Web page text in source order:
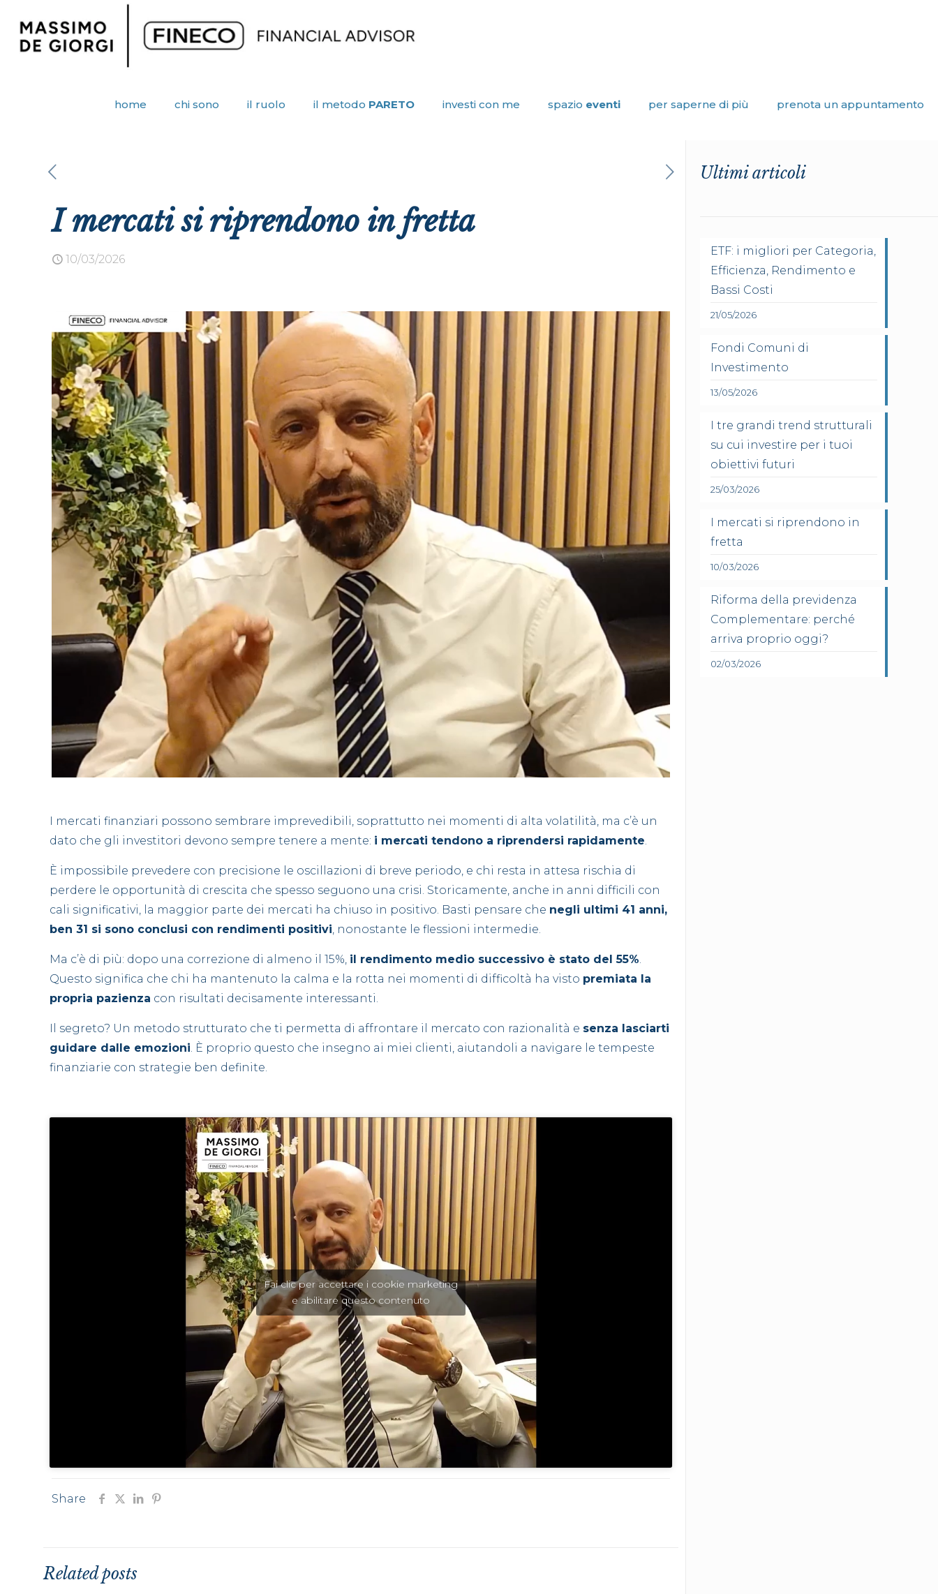
home chi sono il ruolo il metodo PARETO investi con me spazio eventi per saperne di più prenota un appuntamento
I mercati si riprendono in fretta
10/03/2026
I mercati finanziari possono sembrare imprevedibili, soprattutto nei momenti di alta volatilità, ma c’è un
dato che gli investitori devono sempre tenere a mente: i mercati tendono a riprendersi rapidamente.
È impossibile prevedere con precisione le oscillazioni di breve periodo, e chi resta in attesa rischia di
perdere le opportunità di crescita che spesso seguono una crisi. Storicamente, anche in anni difficili con
cali significativi, la maggior parte dei mercati ha chiuso in positivo. Basti pensare che negli ultimi 41 anni,
ben 31 si sono conclusi con rendimenti positivi, nonostante le flessioni intermedie.
Ma c’è di più: dopo una correzione di almeno il 15%, il rendimento medio successivo è stato del 55%.
Questo significa che chi ha mantenuto la calma e la rotta nei momenti di difficoltà ha visto premiata la
propria pazienza con risultati decisamente interessanti.
Il segreto? Un metodo strutturato che ti permetta di affrontare il mercato con razionalità e senza lasciarti
guidare dalle emozioni. È proprio questo che insegno ai miei clienti, aiutandoli a navigare le tempeste
finanziarie con strategie ben definite.
Fai clic per accettare i cookie marketing
e abilitare questo contenuto
Share
Related posts
Ultimi articoli
ETF: i migliori per Categoria,
Efficienza, Rendimento e
Bassi Costi
21/05/2026
Fondi Comuni di
Investimento
13/05/2026
I tre grandi trend strutturali
su cui investire per i tuoi
obiettivi futuri
25/03/2026
I mercati si riprendono in
fretta
10/03/2026
Riforma della previdenza
Complementare: perché
arriva proprio oggi?
02/03/2026